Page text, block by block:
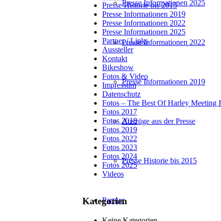
Presse Informationen 2025
Presse Informationen 2022
Presse Informationen 2019
Auszüge aus der Presse
Presse Historie bis 2015
Partner
Presse Historie bis 2015
Presse Informationen 2019
Presse Informationen 2022
Presse Informationen 2025
Partner / Links
Aussteller
Kontakt
Bikeshow
Fotos & Video
Impressum
Datenschutz
Fotos – The Best Of Harley Meeting
Fotos 2017
Fotos 2018
Fotos 2019
Fotos 2022
Fotos 2023
Fotos 2024
Fotos 2025
Videos
Kategorien